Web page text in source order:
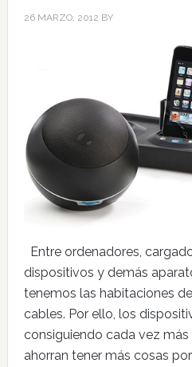
26 MARZO, 2012 BY
Entre ordenadores,
dispositivos y demás
tenemos las habitaciones
cables. Por ello, los
consiguiendo cada vez más
ahorran tener más cosas